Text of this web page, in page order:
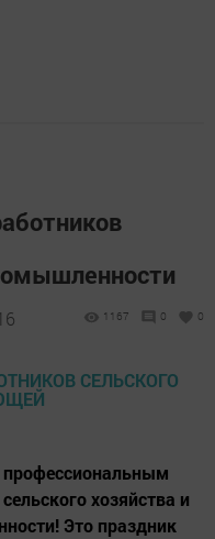
1167 0 0
хозяйства и
Это праздник